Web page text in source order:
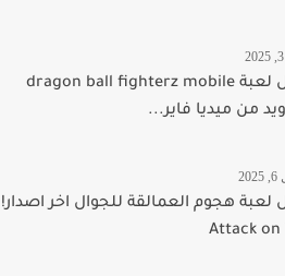
تحميل لعبة dragon ball fighterz mobile
من ميديا فاير...
هجوم العمالقة للجوال اخر اصدار!
Attack